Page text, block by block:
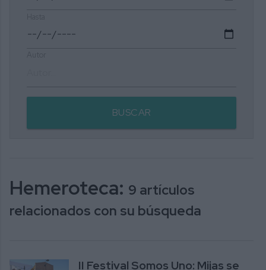
BUSCAR
Hemeroteca: 9 artículos
relacionados con su búsqueda
II Festival Somos Uno: Mijas se